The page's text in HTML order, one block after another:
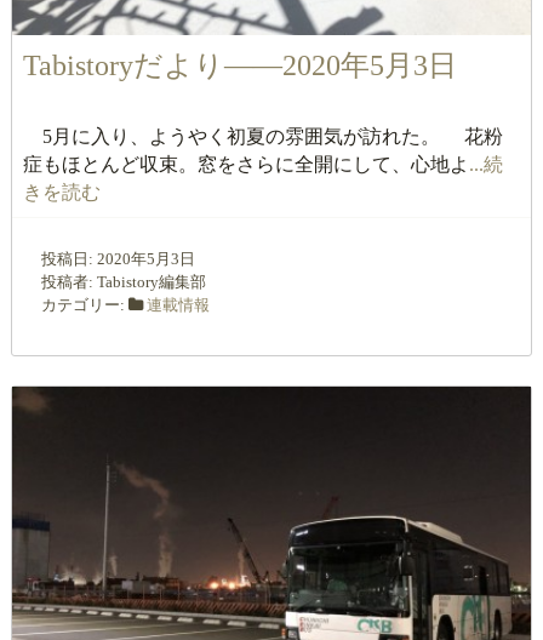
Tabistoryだより――2020年5月3日
5月に入り、ようやく初夏の雰囲気が訪れた。 花粉
症もほとんど収束。窓をさらに全開にして、心地よ ...続
きを読む
投稿日: 2020年5月3日
投稿者: Tabistory編集部
カテゴリー:
連載情報